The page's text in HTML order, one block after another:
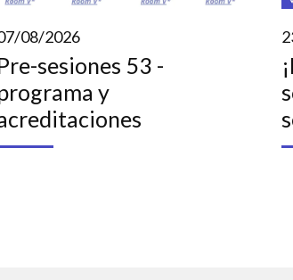
08/2026
sesiones 53 -
y